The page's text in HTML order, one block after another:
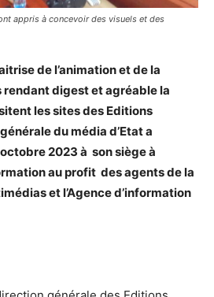
appris à concevoir des visuels et des
de l’animation et de la
digest et agréable la
les sites des Editions
du média d’Etat a
2023 à son siège à
au profit des agents de la
et l’Agence d’information